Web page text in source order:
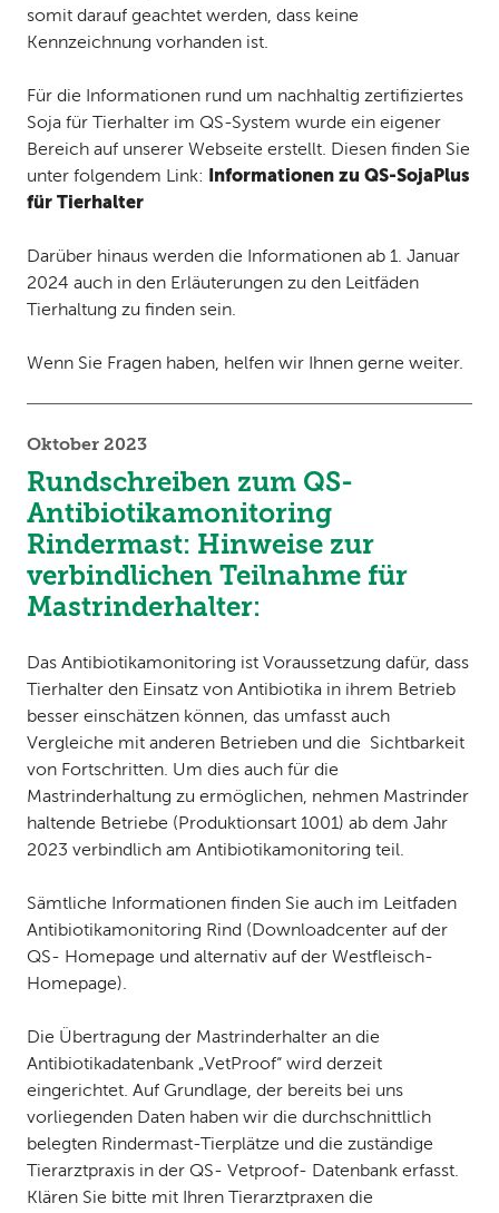
somit darauf geachtet werden, dass keine
Kennzeichnung vorhanden ist.
Für die Informationen rund um nachhaltig zertifiziertes
Soja für Tierhalter im QS-System wurde ein eigener
Bereich auf unserer Webseite erstellt. Diesen finden Sie
unter folgendem Link: Informationen zu QS-SojaPlus
für Tierhalter
Darüber hinaus werden die Informationen ab 1. Januar
2024 auch in den Erläuterungen zu den Leitfäden
Tierhaltung zu finden sein.
Wenn Sie Fragen haben, helfen wir Ihnen gerne weiter.
Oktober 2023
Rundschreiben zum QS-
Antibiotikamonitoring
Rindermast: Hinweise zur
verbindlichen Teilnahme für
Mastrinderhalter:
Das Antibiotikamonitoring ist Voraussetzung dafür, dass
Tierhalter den Einsatz von Antibiotika in ihrem Betrieb
besser einschätzen können, das umfasst auch
Vergleiche mit anderen Betrieben und die Sichtbarkeit
von Fortschritten. Um dies auch für die
Mastrinderhaltung zu ermöglichen, nehmen Mastrinder
haltende Betriebe (Produktionsart 1001) ab dem Jahr
2023 verbindlich am Antibiotikamonitoring teil.
Sämtliche Informationen finden Sie auch im Leitfaden
Antibiotikamonitoring Rind (Downloadcenter auf der
QS- Homepage und alternativ auf der Westfleisch-
Homepage).
Die Übertragung der Mastrinderhalter an die
Antibiotikadatenbank „VetProof“ wird derzeit
eingerichtet. Auf Grundlage, der bereits bei uns
vorliegenden Daten haben wir die durchschnittlich
belegten Rindermast-Tierplätze und die zuständige
Tierarztpraxis in der QS- Vetproof- Datenbank erfasst.
Klären Sie bitte mit Ihren Tierarztpraxen die